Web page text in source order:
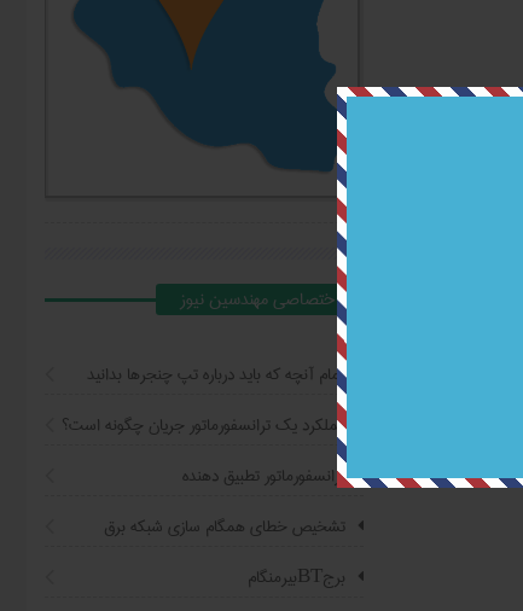
اختصاصي مهندسين نيوز
تمام آنچه که باید درباره تپ چنجرها بدانید
عملکرد یک ترانسفورماتور جریان چگونه است؟
ترانسفورماتور تطبیق دهنده
تشخیص خطای همگام سازی شبکه برق
برجBTبیرمنگام